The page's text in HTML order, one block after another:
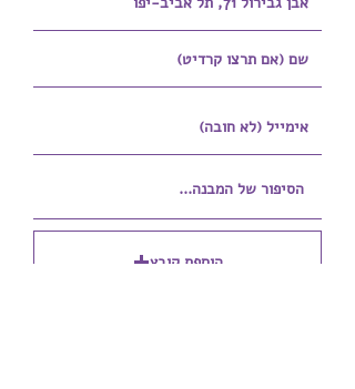
הוספת קובץ